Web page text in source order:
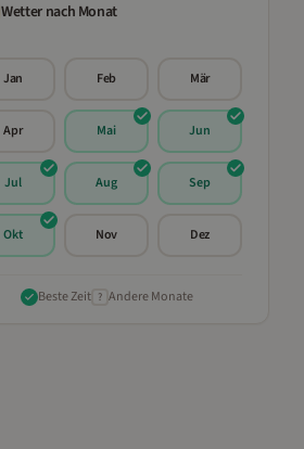
Wetter nach Monat
Jan Feb Mär
Apr Mai Jun
Jul Aug Sep
Okt Nov Dez
Beste Zeit ? Andere Monate